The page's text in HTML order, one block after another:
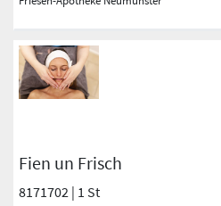
Fien un Frisch
8171702 | 1 St